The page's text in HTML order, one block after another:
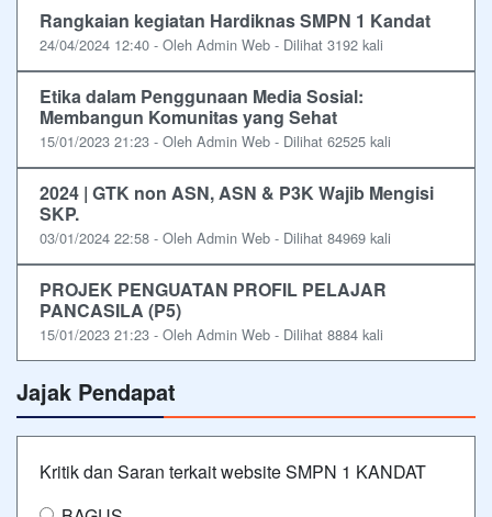
Rangkaian kegiatan Hardiknas SMPN 1 Kandat
24/04/2024 12:40 - Oleh Admin Web - Dilihat 3192 kali
Etika dalam Penggunaan Media Sosial:
Membangun Komunitas yang Sehat
15/01/2023 21:23 - Oleh Admin Web - Dilihat 62525 kali
2024 | GTK non ASN, ASN & P3K Wajib Mengisi
SKP.
03/01/2024 22:58 - Oleh Admin Web - Dilihat 84969 kali
PROJEK PENGUATAN PROFIL PELAJAR
PANCASILA (P5)
15/01/2023 21:23 - Oleh Admin Web - Dilihat 8884 kali
Jajak Pendapat
Kritik dan Saran terkait website SMPN 1 KANDAT